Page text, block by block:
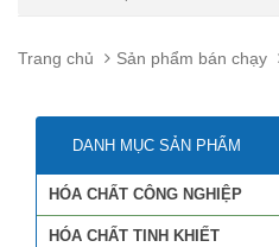
Trang chủ Sản phẩm bán chạy
DANH MỤC SẢN PHẨM
HÓA CHẤT CÔNG NGHIỆP
HÓA CHẤT TINH KHIẾT